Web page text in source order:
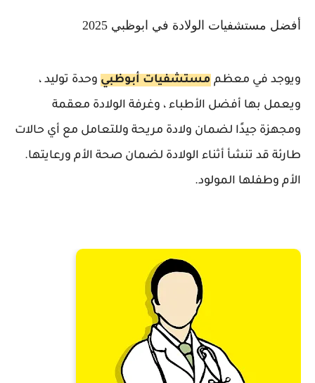
أفضل مستشفيات الولادة في ابوظبي 2025
ويوجد في معظم مستشفيات أبوظبي وحدة توليد ،
ويعمل بها أفضل الأطباء ، وغرفة الولادة معقمة
ومجهزة جيدًا لضمان ولادة مريحة وللتعامل مع أي حالات
طارئة قد تنشأ أثناء الولادة لضمان صحة الأم ورعايتها.
الأم وطفلها المولود.